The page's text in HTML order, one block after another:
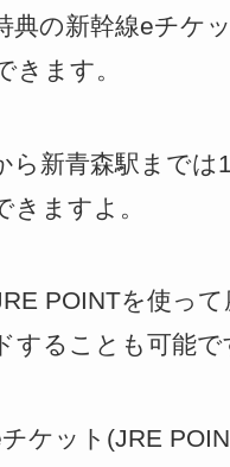
典の新幹線eチケ
きます。
ら新青森駅までは
きますよ。
POINTを使っ
することも可能で
ケット(JRE